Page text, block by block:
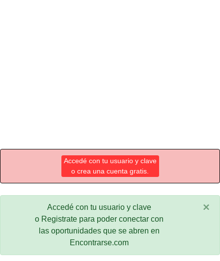
Accedé con tu usuario y clave
o crea una cuenta gratis.
Accedé con tu usuario y clave
o Registrate para poder conectar con
las oportunidades que se abren en
Encontrarse.com
×